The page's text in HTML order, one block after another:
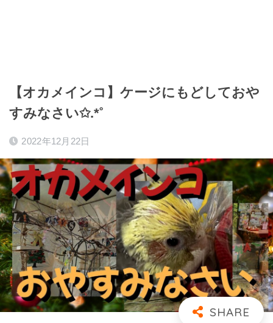
【オカメインコ】ケージにもどしておや
すみなさい✩.*˚
2022年12月22日